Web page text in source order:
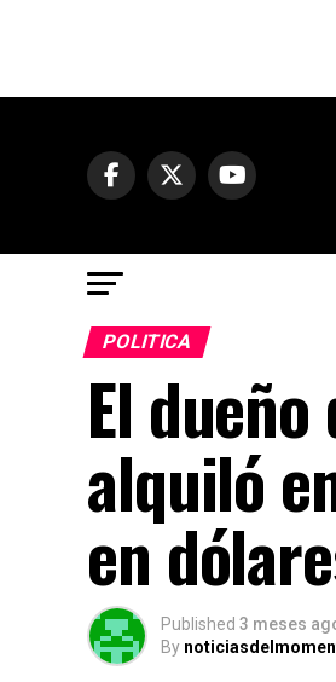
POLITICA
El
alquiló
en
Published 3 meses
By